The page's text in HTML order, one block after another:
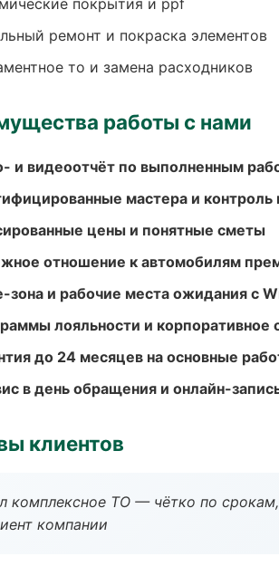
покрытия и ppf
ремонт и покраска элементов
то и замена расходников
работы с нами
и видеоотчёт по выполненным
мастера и контроль
цены и понятные сметы
отношение к автомобилям
зона и рабочие места ожидания с
лояльности и корпоративное
до 24 месяцев на основные
в день обращения и онлайн-
клиентов
комплексное ТО — чётко по
компании